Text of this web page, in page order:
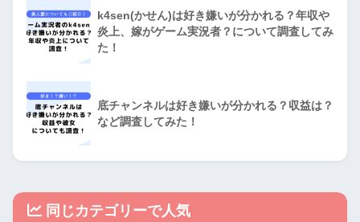
k4sen(かせん)は好き嫌いが分かれる？年収や
炎上、嫁がゲーム実況者？について調査してみ
た！
底チャンネルは好き嫌いが分かれる？収益は？
など調査してみた！
同じカテゴリーで人気